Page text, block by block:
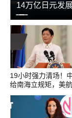
14万亿日元发
012
19小时强力清场！
给南海立规矩，美航